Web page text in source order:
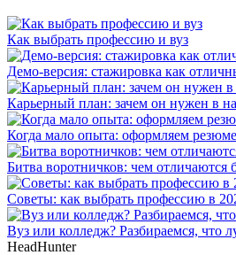
Как выбрать профессию и вуз
Демо-версия: стажировка как
Карьерный план: зачем он нужен в
Когда мало опыта: оформляем
Битва воротничков: чем
Советы: как выбрать профессию в
Вуз или колледж? Разбираемся, что
HeadHunter